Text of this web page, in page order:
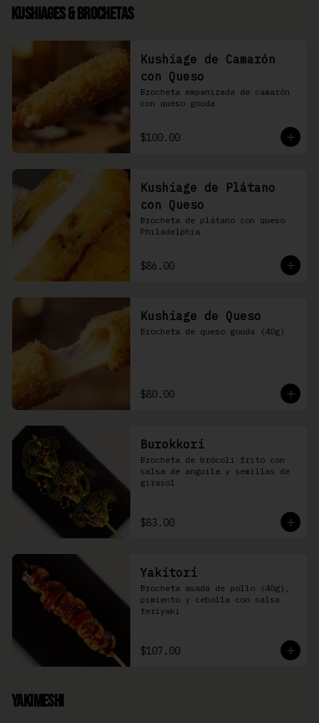
Kushiages & Brochetas
Kushiage de Camarón
con Queso
Brocheta empanizada de camarón
con queso gouda
$100.00
Kushiage de Plátano
con Queso
Brocheta de plátano con queso
Philadelphia
$86.00
Kushiage de Queso
Brocheta de queso gouda (40g)
$80.00
Burokkori
Brocheta de brócoli frito con
salsa de anguila y semillas de
girasol
$83.00
Yakitori
Brocheta asada de pollo (40g),
pimiento y cebolla con salsa
teriyaki
$107.00
Yakimeshi